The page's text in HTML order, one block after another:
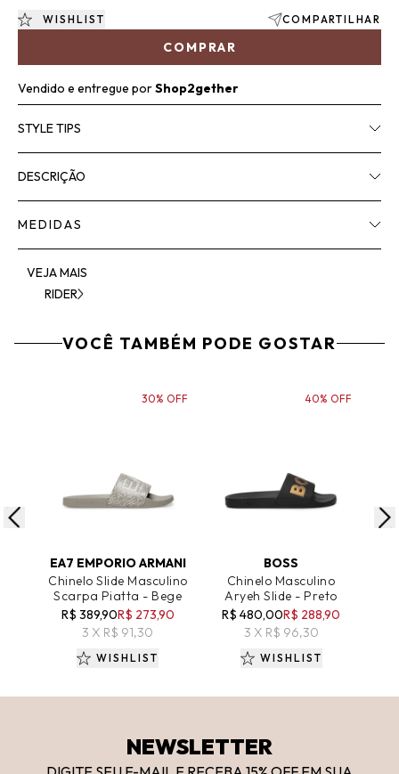
COMPRAR
WISHLIST COMPARTILHAR
Vendido e entregue porShop2gether
STYLE TIPS
DESCRIÇÃO
MEDIDAS
VEJA MAIS
RIDER
VOCÊ TAMBÉM PODE GOSTAR
EA7 EMPORIO ARMANI
Chinelo Slide Masculino
Scarpa Piatta - Bege
R$ 389,90R$ 273,90
3 X R$ 91,30
30% OFF
WISHLIST
BOSS
Chinelo Masculino
Aryeh Slide - Preto
R$ 480,00R$ 288,90
3 X R$ 96,30
40% OFF
WISHLIST
NEWSLETTER